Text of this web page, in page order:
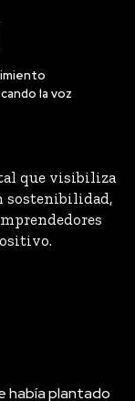
la voz
que visibiliza
sostenibilidad,
había plantado